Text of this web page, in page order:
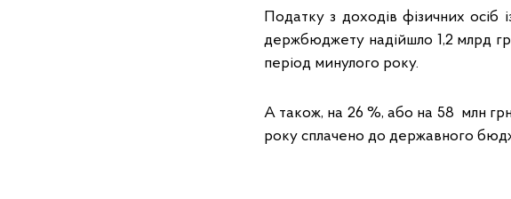
Податку з доходів фізичних осіб
держбюджету надійшло 1,2 млрд
період минулого року.
А також, на 26 %, або на 58 млн грн
року сплачено до державного